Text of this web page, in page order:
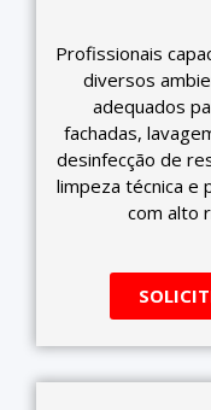
Profissionais
diversos
adequados
fachadas,
desinfecção de
limpeza técnica e
com alto